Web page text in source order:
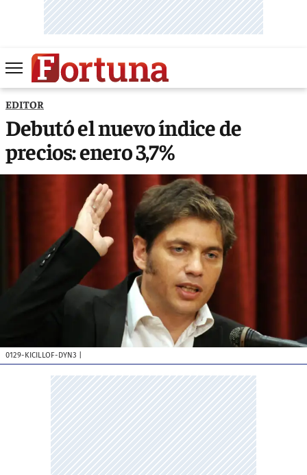
EDITOR
Debutó el nuevo índice de
precios: enero 3,7%
0129-KICILLOF-DYN3